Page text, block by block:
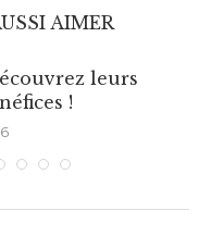
AIMER
leurs
!